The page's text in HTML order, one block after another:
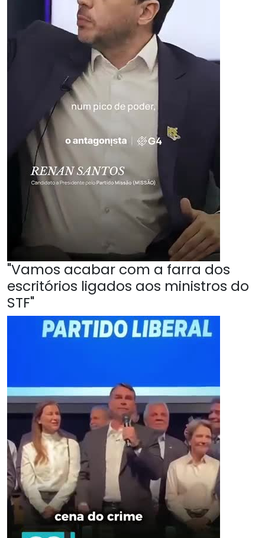
"Vamos acabar com a farra dos
escritórios ligados aos ministros do
STF"